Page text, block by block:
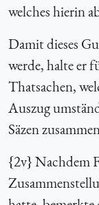
welches hierin
Damit dieses
werde, halte er
Thatsachen,
Auszug
Säzen
{2v} Nachdem